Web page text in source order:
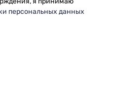
персональных данных